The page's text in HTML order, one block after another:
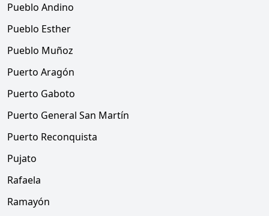
Pueblo Andino
Pueblo Esther
Pueblo Muñoz
Puerto Aragón
Puerto Gaboto
Puerto General San Martín
Puerto Reconquista
Pujato
Rafaela
Ramayón